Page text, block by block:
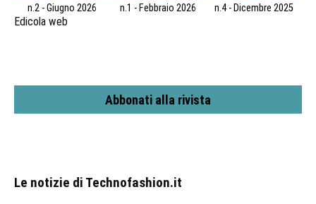
n.2 - Giugno 2026 n.1 - Febbraio 2026 n.4 - Dicembre 2025
Edicola web
Abbonati alla rivista
Le notizie di Technofashion.it